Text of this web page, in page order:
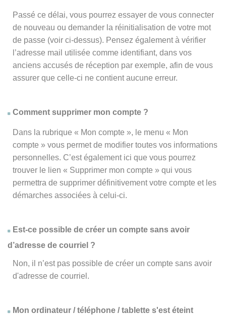
Passé ce délai, vous pourrez essayer de vous connecter
de nouveau ou demander la réinitialisation de votre mot
de passe (voir ci-dessus). Pensez également à vérifier
l’adresse mail utilisée comme identifiant, dans vos
anciens accusés de réception par exemple, afin de vous
assurer que celle-ci ne contient aucune erreur.
Comment supprimer mon compte ?
Dans la rubrique « Mon compte », le menu « Mon
compte » vous permet de modifier toutes vos informations
personnelles. C’est également ici que vous pourrez
trouver le lien « Supprimer mon compte » qui vous
permettra de supprimer définitivement votre compte et les
démarches associées à celui-ci.
Est-ce possible de créer un compte sans avoir
d’adresse de courriel ?
Non, il n’est pas possible de créer un compte sans avoir
d'adresse de courriel.
Mon ordinateur / téléphone / tablette s'est éteint